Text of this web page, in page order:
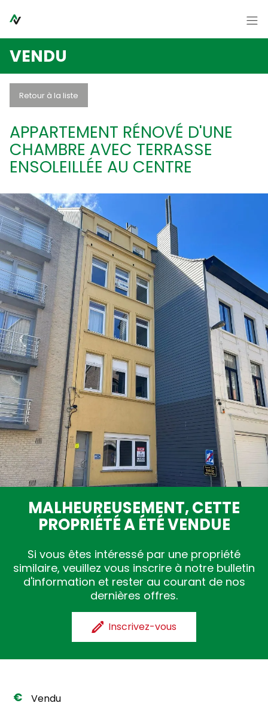
FR NL
Estimation gratuite
A vendre
Contact
VENDU
Retour à la liste
APPARTEMENT RÉNOVÉ D'UNE
CHAMBRE AVEC TERRASSE
ENSOLEILLÉE AU CENTRE
MALHEUREUSEMENT, CETTE
PROPRIÉTÉ A ÉTÉ VENDUE
Si vous êtes intéressé par une propriété
similaire, veuillez vous inscrire à notre bulletin
d'information et rester au courant de nos
dernières offres.
Inscrivez-vous
Vendu